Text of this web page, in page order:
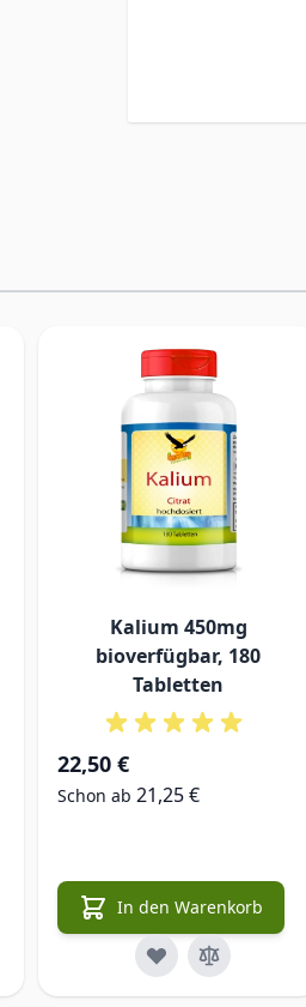
Kalium 450mg
bioverfügbar, 180
Tabletten
22,50 €
Schon ab 21,25 €
In den Warenkorb